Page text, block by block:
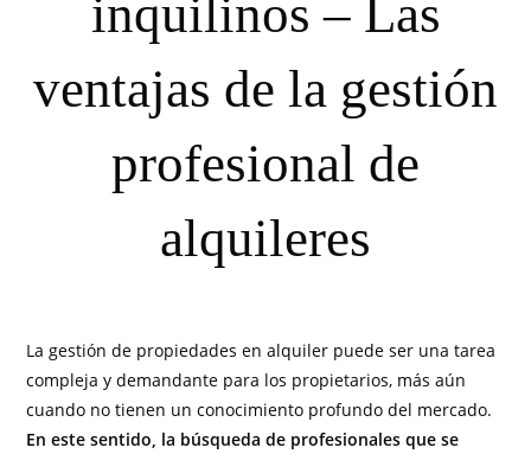
inquilinos – Las
ventajas de la gestión
profesional de
alquileres
La gestión de propiedades en alquiler puede ser una tarea
compleja y demandante para los propietarios, más aún
cuando no tienen un conocimiento profundo del mercado.
En este sentido, la búsqueda de profesionales que se